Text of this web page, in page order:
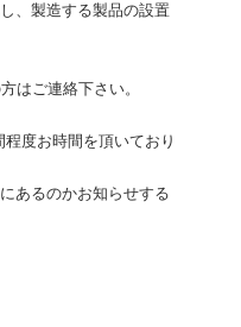
、製造する製品の設置
はご連絡下さい。
度お時間を頂いており
あるのかお知らせする